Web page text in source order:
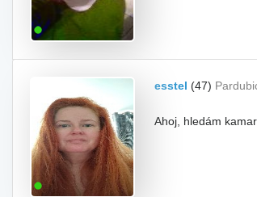
esstel (47)
Ahoj, hledám